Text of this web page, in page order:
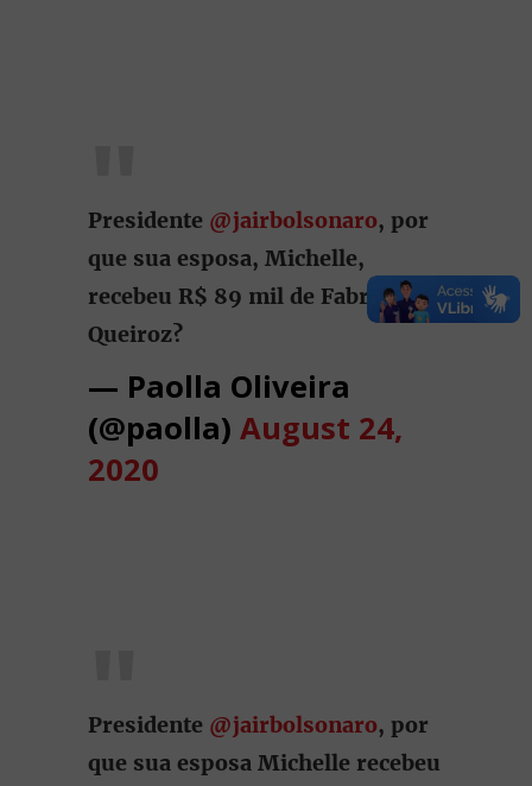
Presidente @jairbolsonaro, por
que sua esposa, Michelle,
recebeu R$ 89 mil de Fabrício
Queiroz?
— Paolla Oliveira
(@paolla) August 24,
2020
Presidente @jairbolsonaro, por
que sua esposa Michelle recebeu